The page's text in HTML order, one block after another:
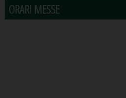
ORARI MESSE